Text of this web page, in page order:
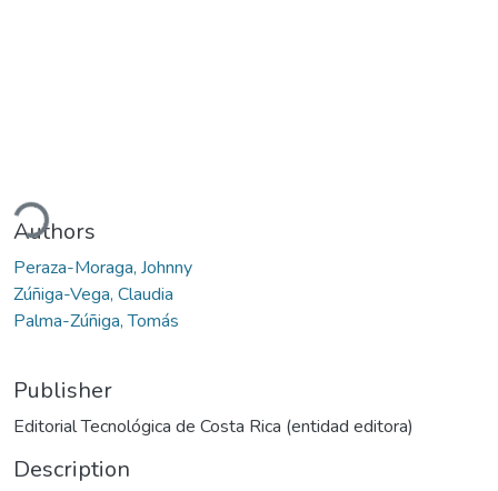
Authors
Peraza-Moraga, Johnny
Zúñiga-Vega, Claudia
Palma-Zúñiga, Tomás
Publisher
Editorial Tecnológica de Costa Rica (entidad editora)
Description